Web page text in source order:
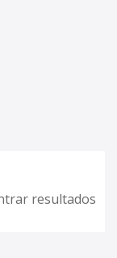
resultados